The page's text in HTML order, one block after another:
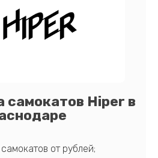
самокатов Hiper в
от рублей;